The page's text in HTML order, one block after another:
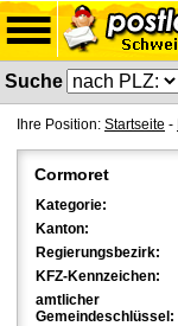
Suche
Ihre Position: Startseite -
Cormoret
Kategorie:
Kanton:
Regierungsbezirk:
KFZ-Kennzeichen:
amtlicher
Gemeindeschlüssel: